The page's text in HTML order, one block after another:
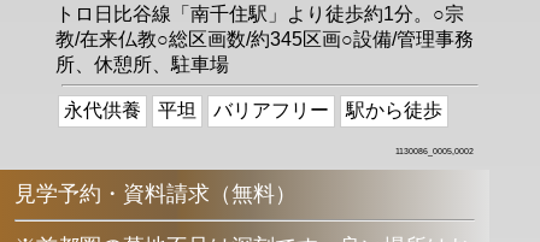
トロ日比谷線「南千住駅」より徒歩約1分。○宗
教/在来仏教○総区画数/約345区画○設備/管理事務
所、休憩所、駐車場
永代供養 平坦 バリアフリー 駅から徒歩
1130086_0005,0002
見学予約・資料請求（無料）